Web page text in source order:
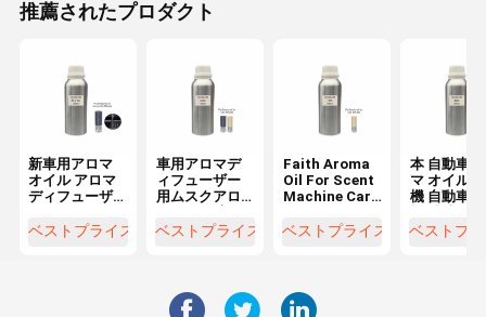
推薦されたプロダクト
新車用アロマ
オイル アロマ
ディフューザ
ベストプライス
車用アロマデ
ィフューザー
用ムスクアロ
長持ちする香
ベストプライス
Faith Aroma
Oil For Scent
Machine Car
Diffuser
ベストプライス
本 自動車
マ オイル
機 自動車
ベストプ